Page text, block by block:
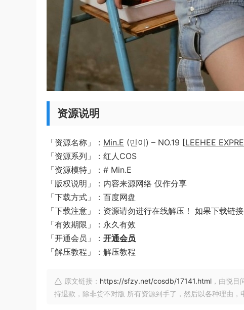
资源说明
「资源名称」： Min.E (민이) – NO.19 [LEEHEE
「资源系列」：红人COS
「资源模特」：# Min.E
「版权说明」：内容来源网络 仅作分享
「下载方式」：百度网盘
「下载注意」：资源请勿进行在线解压！ 如果下载链
「有效期限」：永久有效
「开通会员」： 开通会员
「解压教程」：解压教程
原文链接： https://sfzy.net/cosdb/17141.html ，由悦
持退款，除非货不对版 所有资源到手了，然后以各种理由，